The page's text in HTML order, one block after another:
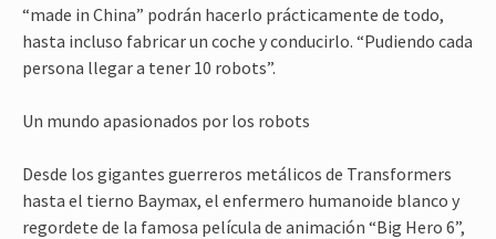
“made in China” podrán hacerlo prácticamente de todo,
hasta incluso fabricar un coche y conducirlo. “Pudiendo cada
persona llegar a tener 10 robots”.
Un mundo apasionados por los robots
Desde los gigantes guerreros metálicos de Transformers
hasta el tierno Baymax, el enfermero humanoide blanco y
regordete de la famosa película de animación “Big Hero 6”,